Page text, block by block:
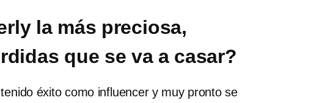
la más preciosa,
que se va a casar?
éxito como influencer y muy pronto se